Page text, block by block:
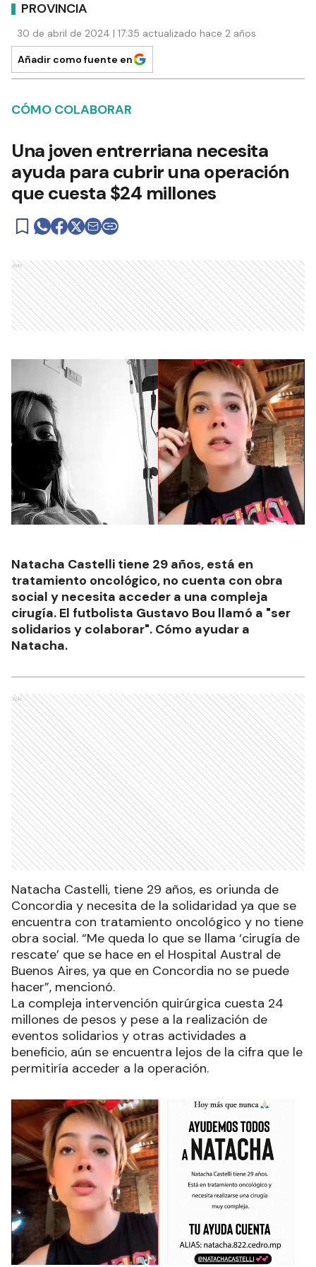
PROVINCIA
30 de abril de 2024 | 17:35 actualizado hace 2 años
Añadir como fuente en
CÓMO COLABORAR
Una joven entrerriana necesita
ayuda para cubrir una operación
que cuesta $24 millones
Ads
Natacha Castelli tiene 29 años, está en
tratamiento oncológico, no cuenta con obra
social y necesita acceder a una compleja
cirugía. El futbolista Gustavo Bou llamó a "ser
solidarios y colaborar". Cómo ayudar a
Natacha.
Ads
Natacha Castelli, tiene 29 años, es oriunda de
Concordia y necesita de la solidaridad ya que se
encuentra con tratamiento oncológico y no tiene
obra social. “Me queda lo que se llama ‘cirugía de
rescate’ que se hace en el Hospital Austral de
Buenos Aires, ya que en Concordia no se puede
hacer”, mencionó.
La compleja intervención quirúrgica cuesta 24
millones de pesos y pese a la realización de
eventos solidarios y otras actividades a
beneficio, aún se encuentra lejos de la cifra que le
permitiría acceder a la operación.